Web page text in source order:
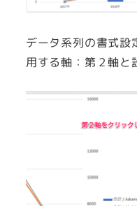
データ系列の書式設
用する軸：第２軸と